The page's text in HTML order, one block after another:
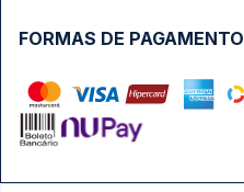
FORMAS DE PAGAMENTO